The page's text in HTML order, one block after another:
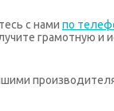
с нами по
грамотную и